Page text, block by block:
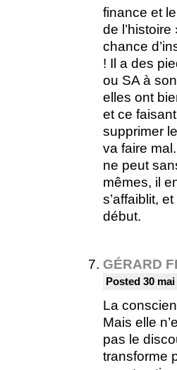
finance et
de
chance
! Il a des
ou SA à
elles ont
et ce
supprimer
va faire
ne peut
mêmes, il
s’affaiblit,
début.
GÉRARD
Posted 30
La
Mais elle
pas le
transforme